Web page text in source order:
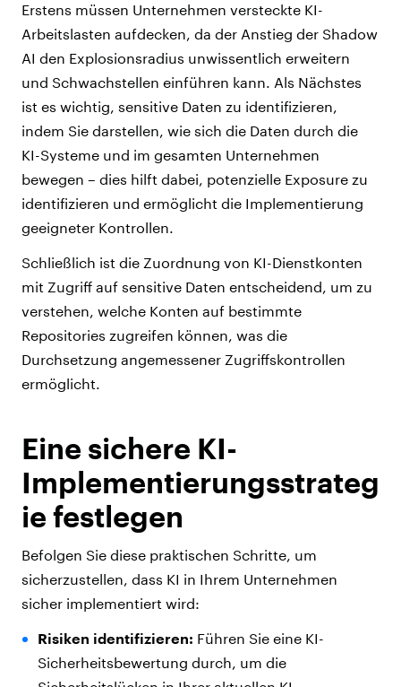
Erstens müssen Unternehmen versteckte KI-
Arbeitslasten aufdecken, da der Anstieg der Shadow
AI den Explosionsradius unwissentlich erweitern
und Schwachstellen einführen kann. Als Nächstes
ist es wichtig, sensitive Daten zu identifizieren,
indem Sie darstellen, wie sich die Daten durch die
KI-Systeme und im gesamten Unternehmen
bewegen – dies hilft dabei, potenzielle Exposure zu
identifizieren und ermöglicht die Implementierung
geeigneter Kontrollen.
Schließlich ist die Zuordnung von KI-Dienstkonten
mit Zugriff auf sensitive Daten entscheidend, um zu
verstehen, welche Konten auf bestimmte
Repositories zugreifen können, was die
Durchsetzung angemessener Zugriffskontrollen
ermöglicht.
Eine sichere KI-
Implementierungsstrateg
ie festlegen
Befolgen Sie diese praktischen Schritte, um
sicherzustellen, dass KI in Ihrem Unternehmen
sicher implementiert wird:
Risiken identifizieren: Führen Sie eine KI-
Sicherheitsbewertung durch, um die